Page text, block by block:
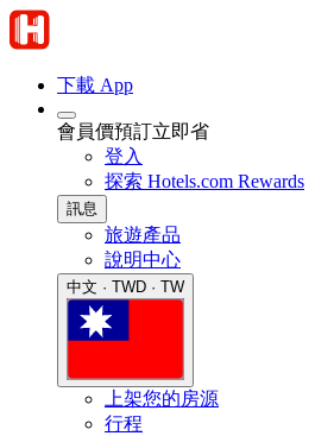
下載 App
會員價預訂立即省
登入
探索 Hotels.com Rewards
訊息
旅遊產品
說明中心
中文 · TWD · TW
上架您的房源
行程